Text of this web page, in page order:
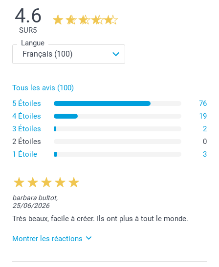
idéalement un portrait ou un gros plan qui se détachera
bien du fond.
montages photos qui pourraient devenir illisibles une
fois imprimés en petit format.
Choisissez une mise en page qui valorise votre photo
selon son format : le modèle hexagonal met en valeur
parfaitement aux photos de groupe ou aux paysages.
Pensez à recadrer votre image pour mettre en avant le
sujet principal.
4.6
SUR5
Langue
Tous les avis (100)
5 Étoiles
76
4 Étoiles
19
3 Étoiles
2
2 Étoiles
0
1 Étoile
3
barbara bultot,
25/06/2026
Très beaux, facile à créer. Ils ont plus à tout le monde.
Montrer les réactions
26/06/2026